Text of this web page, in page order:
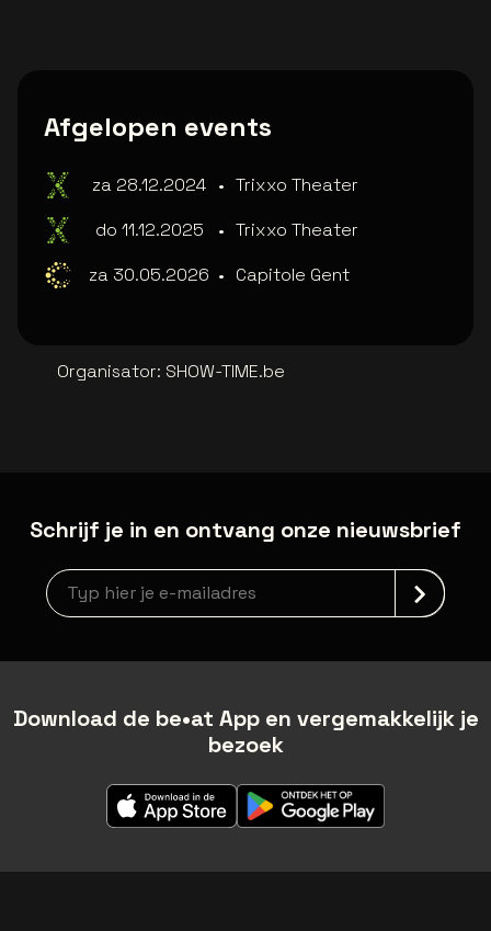
Afgelopen events
za 28.12.2024 • Trixxo Theater
do 11.12.2025
• Trixxo Theater
za 30.05.2026 • Capitole Gent
Organisator: SHOW-TIME.be
Schrijf je in en ontvang onze nieuwsbrief
Nieuwsbrief aanmelding
Download de be•at App en vergemakkelijk je
bezoek